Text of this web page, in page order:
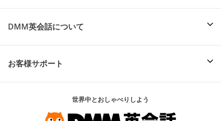
DMM英会話について
お客様サポート
世界中とおしゃべりしよう